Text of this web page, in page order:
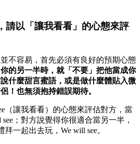
請以「讓我看看」的心態來評
不容易，首先必須有良好的預期心態
的另一半時，就「不要」把他當成你
什麼甜言蜜語，或是做什麼體貼入微
！也無須抱持錯誤期待。
（讓我看看）的心態來評估對方，當
；對方說覺得你很適合當另一半，
拜一起出去玩，We will see。